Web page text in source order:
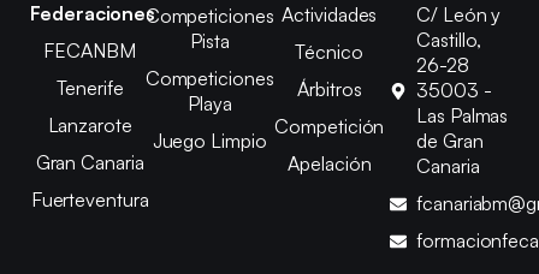
Federaciones
FECANBM
Tenerife
Lanzarote
Gran Canaria
Fuerteventura
Competiciones
Pista
Competiciones
Playa
Juego Limpio
Actividades
Técnico
Árbitros
Competición
Apelación
C/ León y
Castillo,
26-28
35003 -
Las Palmas
de Gran
Canaria